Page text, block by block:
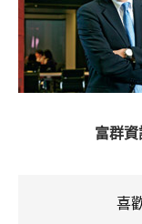
富群資
喜